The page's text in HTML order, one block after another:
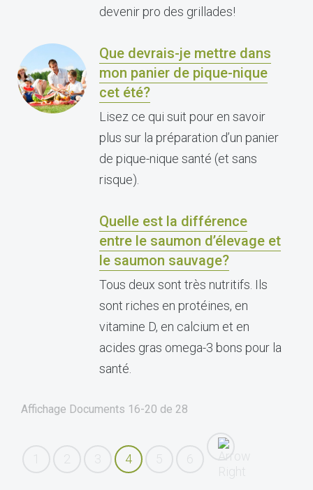
devenir pro des grillades!
Que devrais-je mettre dans
mon panier de pique-nique
cet été?
Lisez ce qui suit pour en savoir
plus sur la préparation d’un panier
de pique-nique santé (et sans
risque).
Quelle est la différence
entre le saumon d’élevage et
le saumon sauvage?
Tous deux sont très nutritifs. Ils
sont riches en protéines, en
vitamine D, en calcium et en
acides gras omega-3 bons pour la
santé.
Affichage Documents 16-20 de 28
4